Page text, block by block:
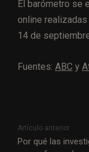
El barómetro se
online
14 de
Fuentes: ABC y
Artículo anterior
Por qué las